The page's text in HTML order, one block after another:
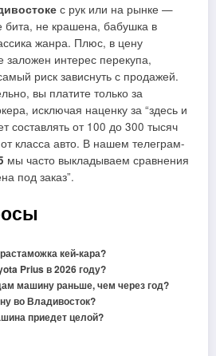
с рук или на рынке —
бита, не крашена, бабушка в
жанра. Плюс, в цену
интерес перекупа,
риск зависнуть с продажей.
вы платите только за
исключая наценку за “здесь и
составлять от 100 до 300 тысяч
класса авто. В нашем телеграм-
мы часто выкладываем сравнения
под заказ”.
кей-кара?
Prius в 2026 году?
машину раньше, чем через год?
во Владивосток?
приедет целой?